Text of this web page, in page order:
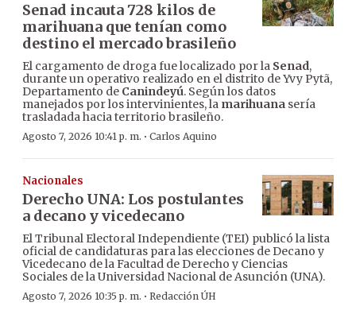
Senad incauta 728 kilos de
marihuana que tenían como
destino el mercado brasileño
El cargamento de droga fue localizado por la Senad,
durante un operativo realizado en el distrito de Yvy Pytã,
Departamento de Canindeyú. Según los datos
manejados por los intervinientes, la marihuana sería
trasladada hacia territorio brasileño.
Agosto 7, 2026 10:41 p. m. · Carlos Aquino
Nacionales
Derecho UNA: Los postulantes
a decano y vicedecano
El Tribunal Electoral Independiente (TEI) publicó la lista
oficial de candidaturas para las elecciones de Decano y
Vicedecano de la Facultad de Derecho y Ciencias
Sociales de la Universidad Nacional de Asunción (UNA).
Agosto 7, 2026 10:35 p. m. · Redacción ÚH